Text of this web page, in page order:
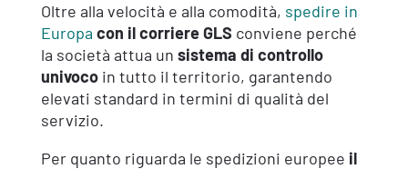
Oltre alla velocità e alla comodità, spedire in
Europa con il corriere GLS conviene perché
la società attua un sistema di controllo
univocoin tutto il territorio, garantendo
elevati standard in termini di qualità del
servizio.
Per quanto riguarda le spedizioni europee il